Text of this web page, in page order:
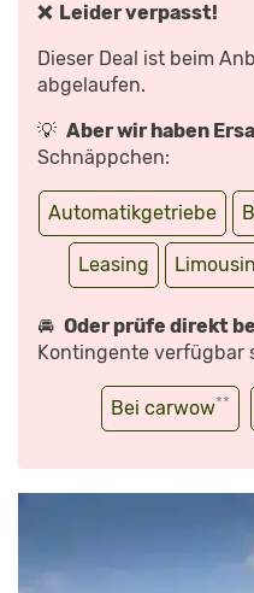
❌ Leider verpasst!
Dieser Deal ist beim
abgelaufen.
💡 Aber wir haben
Schnäppchen:
Automatikgetriebe
Leasing
🚘 Oder prüfe direkt
Kontingente verfügbar
Bei carwow**
UND
YOUTUBE
ANZEIGEN